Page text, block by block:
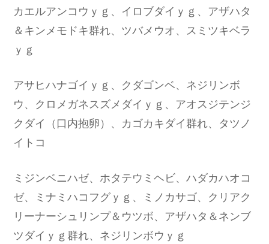
カエルアンコウｙｇ、イロブダイｙｇ、アザハタ
＆キンメモドキ群れ、ツバメウオ、スミツキベラ
ｙｇ
アサヒハナゴイｙｇ、クダゴンベ、ネジリンボ
ウ、クロメガネスズメダイｙｇ、アオスジテンジ
クダイ（口内抱卵）、カゴカキダイ群れ、タツノ
イトコ
ミジンベニハゼ、ホタテウミヘビ、ハダカハオコ
ゼ、ミナミハコフグｙｇ、ミノカサゴ、クリアク
リーナーシュリンプ＆ウツボ、アザハタ＆ネンブ
ツダイｙｇ群れ、ネジリンボウｙｇ